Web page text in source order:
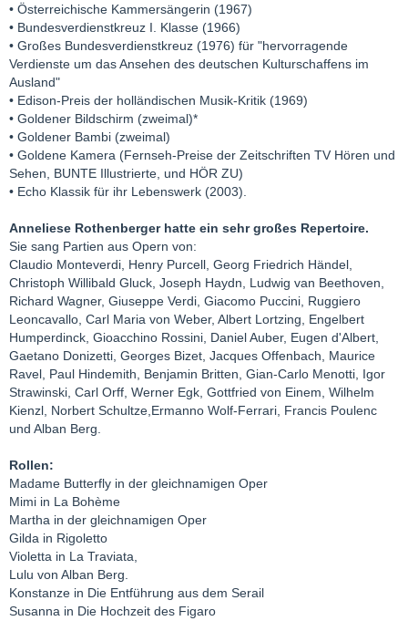
• Österreichische Kammersängerin (1967)
• Bundesverdienstkreuz I. Klasse (1966)
• Großes Bundesverdienstkreuz (1976) für "hervorragende
Verdienste um das Ansehen des deutschen Kulturschaffens im
Ausland"
• Edison-Preis der holländischen Musik-Kritik (1969)
• Goldener Bildschirm (zweimal)*
• Goldener Bambi (zweimal)
• Goldene Kamera (Fernseh-Preise der Zeitschriften TV Hören und
Sehen, BUNTE Illustrierte, und HÖR ZU)
• Echo Klassik für ihr Lebenswerk (2003).
Anneliese Rothenberger hatte ein sehr großes Repertoire.
Sie sang Partien aus Opern von:
Claudio Monteverdi, Henry Purcell, Georg Friedrich Händel,
Christoph Willibald Gluck, Joseph Haydn, Ludwig van Beethoven,
Richard Wagner, Giuseppe Verdi, Giacomo Puccini, Ruggiero
Leoncavallo, Carl Maria von Weber, Albert Lortzing, Engelbert
Humperdinck, Gioacchino Rossini, Daniel Auber, Eugen d'Albert,
Gaetano Donizetti, Georges Bizet, Jacques Offenbach, Maurice
Ravel, Paul Hindemith, Benjamin Britten, Gian-Carlo Menotti, Igor
Strawinski, Carl Orff, Werner Egk, Gottfried von Einem, Wilhelm
Kienzl, Norbert Schultze,Ermanno Wolf-Ferrari, Francis Poulenc
und Alban Berg.
Rollen:
Madame Butterfly in der gleichnamigen Oper
Mimi in La Bohème
Martha in der gleichnamigen Oper
Gilda in Rigoletto
Violetta in La Traviata,
Lulu von Alban Berg.
Konstanze in Die Entführung aus dem Serail
Susanna in Die Hochzeit des Figaro